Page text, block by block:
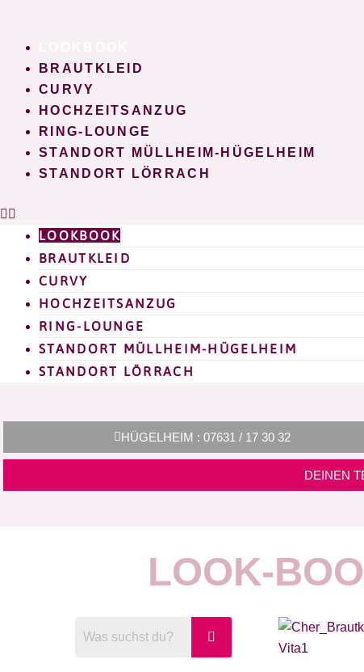
springen
BRAUTKLEID
CURVY
HOCHZEITSANZUG
RING-LOUNGE
STANDORT MÜLLHEIM-HÜGELHEIM
STANDORT LÖRRACH
LOOKBOOK
BRAUTKLEID
CURVY
HOCHZEITSANZUG
RING-LOUNGE
STANDORT MÜLLHEIM-HÜGELHEIM
STANDORT LÖRRACH
HÜGELHEIM : 07631 / 17 30 32
DEINEN
LOOK-